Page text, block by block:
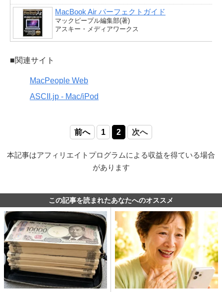
MacBook Air パーフェクトガイド
マックピープル編集部(著)
アスキー・メディアワークス
■関連サイト
MacPeople Web
ASCII.jp - Mac/iPod
前へ 1 2 次へ
本記事はアフィリエイトプログラムによる収益を得ている場合
があります
この記事を読まれたあなたへのオススメ